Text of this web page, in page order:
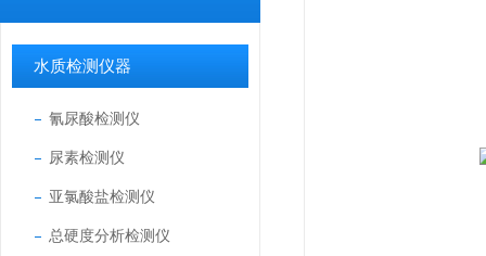
水质检测仪器
氰尿酸检测仪
尿素检测仪
亚氯酸盐检测仪
总硬度分析检测仪